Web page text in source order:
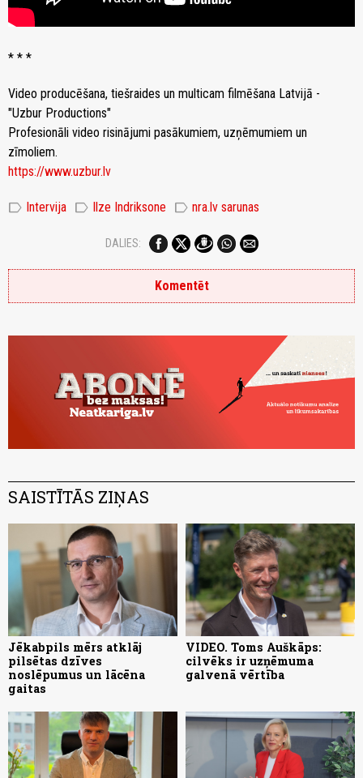
* * *
Video producēšana, tiešraides un multicam filmēšana Latvijā -
"Uzbur Productions"
Profesionāli video risinājumi pasākumiem, uzņēmumiem un
zīmoliem.
https://www.uzbur.lv
label Intervija label Ilze Indriksone label nra.lv sarunas
DALIES:
Komentēt
SAISTĪTĀS ZIŅAS
Jēkabpils mērs atklāj
pilsētas dzīves
noslēpumus un lācēna
gaitas
VIDEO. Toms Auškāps:
cilvēks ir uzņēmuma
galvenā vērtība